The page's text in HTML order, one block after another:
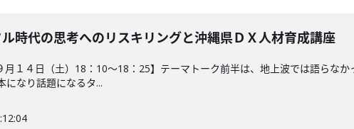
時代の思考へのリスキリングと沖縄県ＤＸ人材育成講座
１４日（土）18：10～18：25】テーマトーク前半は、地上波では語らな
になり話題になるタ...